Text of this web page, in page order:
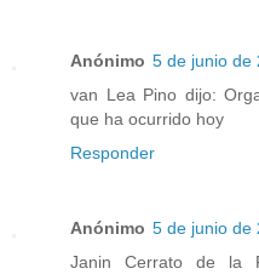
Anónimo 5 de junio de
van Lea Pino dijo:
que ha ocurrido hoy
Responder
Anónimo 5 de junio de
Janin Cerrato de la